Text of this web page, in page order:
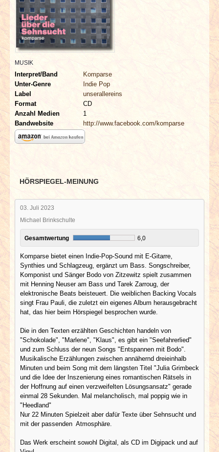
INTERVIEWS
SPECIALS
REDAKTION
LINKS
ARCHIV
MUSIK
Interpret/Band
Komparse
Unter-Genre
Indie Pop
Label
unserallereins
Format
CD
Anzahl Medien
1
Bandwebsite
http://www.facebook.com/komparse
HÖRSPIEGEL-MEINUNG
03. Juli 2023
Michael Brinkschulte
Gesamtwertung 6,0
Komparse bietet einen Indie-Pop-Sound mit E-Gitarre,
Synthies und Schlagzeug, ergänzt um Bass. Songschreiber,
Komponist und Sänger Bodo von Zitzewitz spielt zusammen
mit Henning Neuser am Bass und Tarek Zarroug, der
elektronische Beats beisteuert. Die weiblichen Backing Vocals
singt Frau Pauli, die zuletzt ein eigenes Album herausgebracht
hat, das hier beim Hörspiegel besprochen wurde.
Die in den Texten erzählten Geschichten handeln von
"Schokolade", "Marlene", "Klaus", es gibt ein "Seefahrerlied"
und zum Schluss der neun Songs "Entspannen mit Bodo".
Musikalische Erzählungen zwischen annähernd dreieinhalb
Minuten und beim Song mit dem längsten Titel "Julia Grimbeck
und die Idee der Inszenierung eines romantischen Rätsels in
der Hoffnung auf einen verzweifelten Lösungsansatz" gerade
einmal 28 Sekunden. Mal melancholisch, mal poppig wie in
"Heedland"
Nur 22 Minuten Spielzeit aber dafür Texte über Sehnsucht und
mit der passenden Atmosphäre.
Das Werk erscheint sowohl Digital, als CD im Digipack und auf